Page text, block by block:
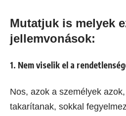
Mutatjuk is melyek
jellemvonások:
1. Nem viselik el a
Nos, azok a személyek
takarítanak, sokkal